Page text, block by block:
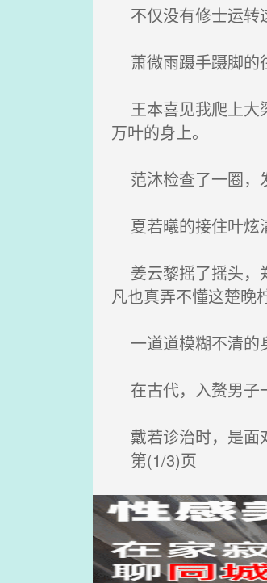
不仅没有修士运转
萧微雨蹑手蹑脚的
王本喜见我爬上大
万叶的身上。
范沐检查了一圈，
夏若曦的接住叶炫
姜云黎摇了摇头，
凡也真弄不懂这楚晚
一道道模糊不清的
在古代，入赘男子
戴若诊治时，是面
第(1/3)页